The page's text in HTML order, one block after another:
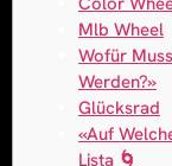
Mlb Wheel
Wofür
Werden?»
Glücksrad
«Auf
Lista 🌀